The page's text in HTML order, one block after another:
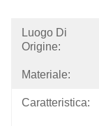
Luogo Di
Origine:
Materiale:
Caratteristica: